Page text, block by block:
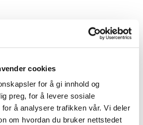
cookies
for å gi innhold og
preg, for å levere sosiale
å analysere trafikken vår. Vi deler
om hvordan du bruker nettstedet
forventninger til bruk av
for proaktiv utnyttelse
i driften og
av nettet vårt, sier Arto